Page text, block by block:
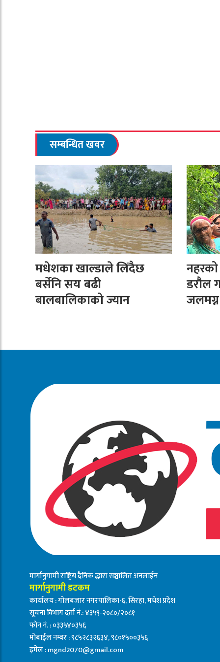
सम्बन्धित खवर
मधेशका खाल्डाले लिँदैछ
बर्सेनि सय बढी
बालबालिकाको ज्यान
डरौल
जलमग्न
मार्गानुगामी राष्ट्रिय दैनिक द्धारा सञ्चालित अनलाईन
मार्गानुगामी डटकम
कार्यालय : गोलबजार नगरपालिका-६, सिरहा, मधेश प्रदेश
सूचना विभाग दर्ता नं.: ४३५९-२०८०/२०८१
फोन नं. : ०३३५४०३५६
मोबाईल नम्बर : ९८५२८३२६३४, ९८०१५००३५६
इमेल :mgnd2070@gmail.com